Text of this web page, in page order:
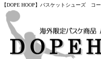
【DOPE HOOP】バスケットシューズ